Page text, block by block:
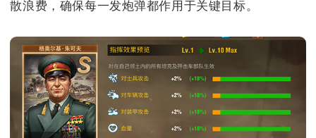
散浪费，确保每一发炮弹都作用于关键目标。